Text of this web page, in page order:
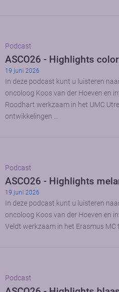
Podcast
ASCO26 - Highlights
19 juni 2026
In deze podcast kunt u luisteren
oncoloog Koos van der Hoeven en
Roodhart werkzaam in het UMC
ontwikkelingen …
Podcast
ASCO26 - Highlights
19 juni 2026
In deze podcast kunt u luisteren
oncoloog Koos van der Hoeven en
Veldt werkzaam in het Erasmus
Podcast